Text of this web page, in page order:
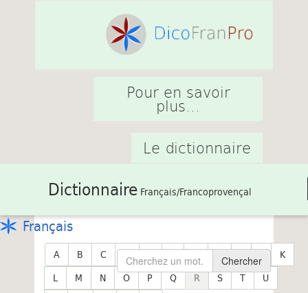
Pour en savoir
plus...
Le dictionnaire
Dictionnaire Français/Francoprovençal
Français
Chercher
A B C D E F G H I J
K
L
M N O P Q R S T
U